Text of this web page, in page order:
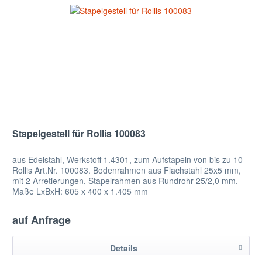
Stapelgestell für Rollis 100083
aus Edelstahl, Werkstoff 1.4301, zum Aufstapeln von bis zu 10
Rollis Art.Nr. 100083. Bodenrahmen aus Flachstahl 25x5 mm,
mit 2 Arretierungen, Stapelrahmen aus Rundrohr 25/2,0 mm.
Maße LxBxH: 605 x 400 x 1.405 mm
auf Anfrage
Details